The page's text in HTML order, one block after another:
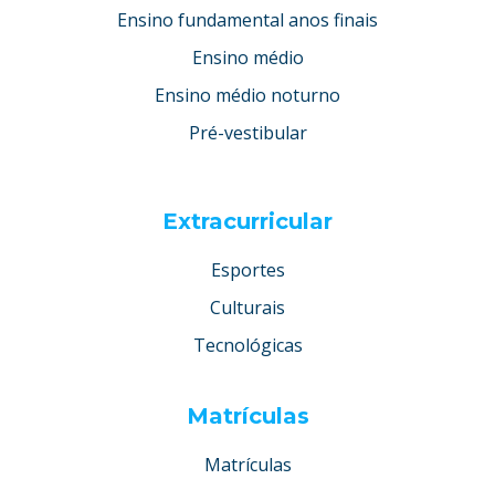
Ensino fundamental anos finais
Ensino médio
Ensino médio noturno
Pré-vestibular
Extracurricular
Esportes
Culturais
Tecnológicas
Matrículas
Matrículas